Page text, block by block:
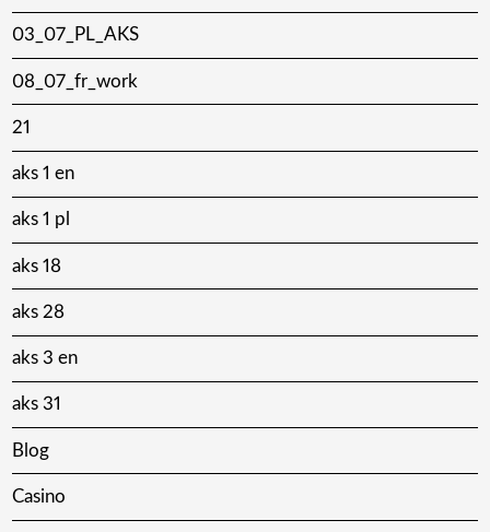
03_07_PL_AKS
08_07_fr_work
21
aks 1 en
aks 1 pl
aks 18
aks 28
aks 3 en
aks 31
Blog
Casino